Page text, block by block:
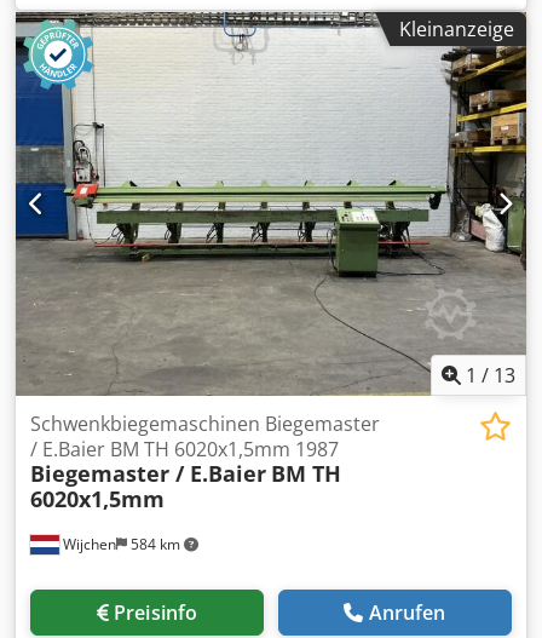
ca.: 6,75 t Raumbedarf ca.: 7,0x2,0x2,5(LxBxH) m -
Schwenkbiegemaschine mit motorisch angetriebenem
Hintenanschlag - guter Zustand
Kleinanzeige
1 / 13
Wijchen 584 km
Schwenkbiegemaschinen Biegemaster
/ E.Baier BM TH 6020x1,5mm 1987
Biegemaster / E.Baier BM TH
6020x1,5mm
Preisinfo Anrufen